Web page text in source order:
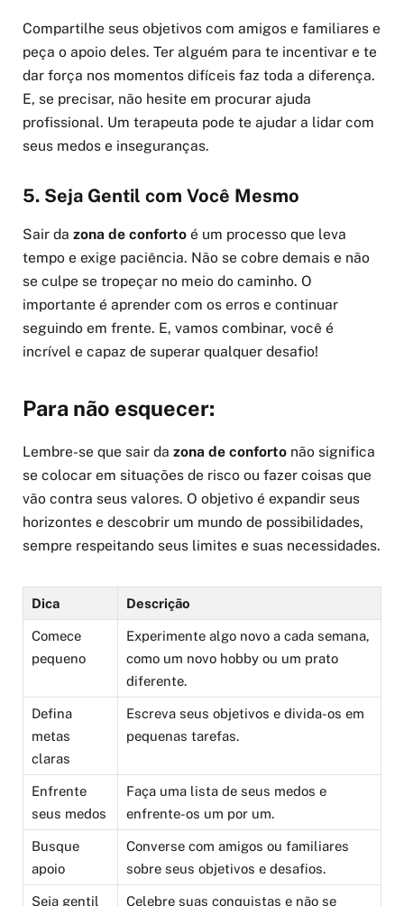
Compartilhe seus objetivos com amigos e familiares e
peça o apoio deles. Ter alguém para te incentivar e te
dar força nos momentos difíceis faz toda a diferença.
E, se precisar, não hesite em procurar ajuda
profissional. Um terapeuta pode te ajudar a lidar com
seus medos e inseguranças.
5. Seja Gentil com Você Mesmo
Sair da zona de conforto é um processo que leva
tempo e exige paciência. Não se cobre demais e não
se culpe se tropeçar no meio do caminho. O
importante é aprender com os erros e continuar
seguindo em frente. E, vamos combinar, você é
incrível e capaz de superar qualquer desafio!
Para não esquecer:
Lembre-se que sair da zona de conforto não significa
se colocar em situações de risco ou fazer coisas que
vão contra seus valores. O objetivo é expandir seus
horizontes e descobrir um mundo de possibilidades,
sempre respeitando seus limites e suas necessidades.
Dica Descrição
Comece
pequeno
Experimente algo novo a cada semana,
como um novo hobby ou um prato
diferente.
Defina
metas
claras
Escreva seus objetivos e divida-os em
pequenas tarefas.
Enfrente
seus medos
Faça uma lista de seus medos e
enfrente-os um por um.
Busque
apoio
Converse com amigos ou familiares
sobre seus objetivos e desafios.
Seja gentil Celebre suas conquistas e não se